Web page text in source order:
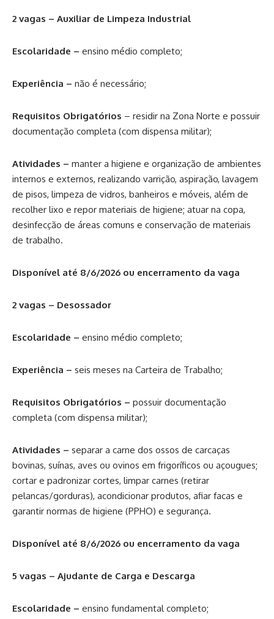
2 vagas – Auxiliar de Limpeza Industrial
Escolaridade – ensino médio completo;
Experiência – não é necessário;
Requisitos Obrigatórios – residir na Zona Norte e possuir
documentação completa (com dispensa militar);
Atividades – manter a higiene e organização de ambientes
internos e externos, realizando varrição, aspiração, lavagem
de pisos, limpeza de vidros, banheiros e móveis, além de
recolher lixo e repor materiais de higiene; atuar na copa,
desinfecção de áreas comuns e conservação de materiais
de trabalho.
Disponível até 8/6/2026 ou encerramento da vaga
2 vagas – Desossador
Escolaridade – ensino médio completo;
Experiência – seis meses na Carteira de Trabalho;
Requisitos Obrigatórios – possuir documentação
completa (com dispensa militar);
Atividades – separar a carne dos ossos de carcaças
bovinas, suínas, aves ou ovinos em frigoríficos ou açougues;
cortar e padronizar cortes, limpar carnes (retirar
pelancas/gorduras), acondicionar produtos, afiar facas e
garantir normas de higiene (PPHO) e segurança.
Disponível até 8/6/2026 ou encerramento da vaga
5 vagas – Ajudante de Carga e Descarga
Escolaridade – ensino fundamental completo;